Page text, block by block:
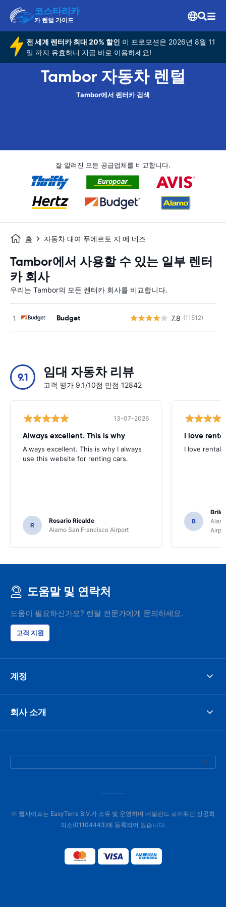
코스타리카
카 렌털 가이드
전 세계 렌터카 최대 20% 할인 이 프로모션은 2026년 8월 11
일 까지 유효하니 지금 바로 이용하세요!
Tambor 자동차 렌털
Tambor에서 렌터카 검색
잘 알려진 모든 공급업체를 비교합니다.
홈 자동차 대여 푸에르토 지 메 네즈
Tambor에서 사용할 수 있는 일부 렌터
카 회사
우리는 Tambor의 모든 렌터카 회사를 비교합니다.
Budget 7.8 (11512)
9.1 임대 자동차 리뷰
고객 평가 9.1/10점 만점 12842
13-07-2026
Always excellent. This is why
Always excellent. This is why I always
use this website for renting cars.
R
Rosario Ricalde
Alamo San Francisco Airport
I love
I love rental
B
도움말 및 연락처
도움이 필요하신가요? 렌탈 전문가에게 문의하세요.
고객 지원
계정
회사 소개
이 웹사이트는 EasyTerra B.V.가 소유 및 운영하며 네덜란드 로이워덴 상공회
의소(01104443)에 등록되어 있습니다.